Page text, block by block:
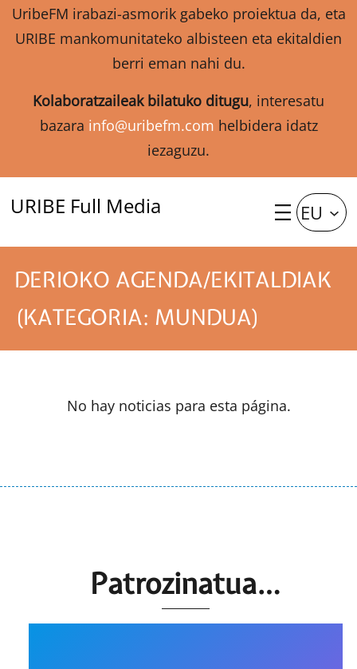
UribeFM irabazi-asmorik gabeko proiektua da, eta
URIBE mankomunitateko albisteen eta ekitaldien
berri eman nahi du.
Kolaboratzaileak bilatuko ditugu, interesatu
bazara info@uribefm.com helbidera idatz
iezaguzu.
URIBE Full Media EU
DERIOKO AGENDA/EKITALDIAK
(KATEGORIA: MUNDUA)
No hay noticias para esta página.
Patrozinatua…